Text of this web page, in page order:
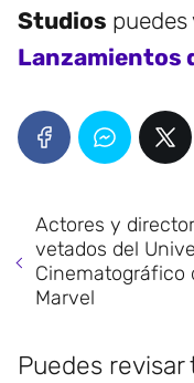
Studios
Lanzamientos
Actores y
vetados del
Cinematográfico
Marvel
Puedes revisar